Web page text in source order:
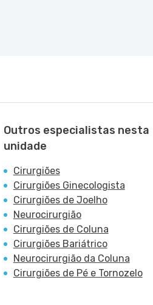
Outros especialistas nesta
unidade
Cirurgiões
Cirurgiões Ginecologista
Cirurgiões de Joelho
Neurocirurgião
Cirurgiões de Coluna
Cirurgiões Bariátrico
Neurocirurgião da Coluna
Cirurgiões de Pé e Tornozelo